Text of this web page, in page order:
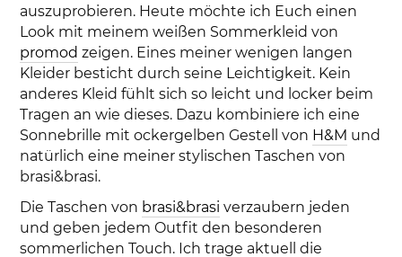
auszuprobieren. Heute möchte ich Euch einen
Look mit meinem weißen Sommerkleid von
promod zeigen. Eines meiner wenigen langen
Kleider besticht durch seine Leichtigkeit. Kein
anderes Kleid fühlt sich so leicht und locker beim
Tragen an wie dieses. Dazu kombiniere ich eine
Sonnebrille mit ockergelben Gestell von H&M und
natürlich eine meiner stylischen Taschen von
brasi&brasi.
Die Taschen von brasi&brasi verzaubern jeden
und geben jedem Outfit den besonderen
sommerlichen Touch. Ich trage aktuell die